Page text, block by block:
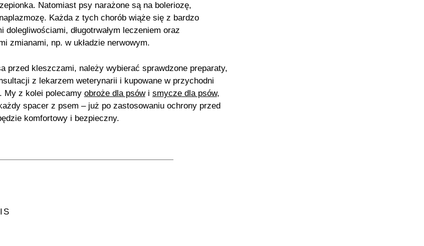
Natomiast psy narażone są na boleriozę,
Każda z tych chorób wiąże się z bardzo
dolegliwościami, długotrwałym leczeniem oraz
zmianami, np. w układzie nerwowym.
przed kleszczami, należy wybierać sprawdzone preparaty,
z lekarzem weterynarii i kupowane w przychodni
My z kolei polecamy obroże dla psówi smycze dla psów,
spacer z psem – już po zastosowaniu ochrony przed
komfortowy i bezpieczny.